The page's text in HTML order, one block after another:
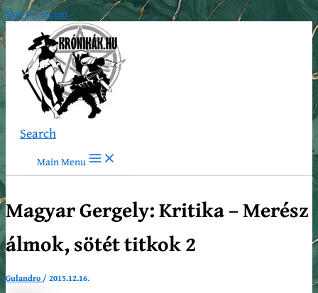
Skip to content
Search
Main Menu
Magyar Gergely: Kritika – Merész
álmok, sötét titkok 2
Gulandro /2015.12.16.